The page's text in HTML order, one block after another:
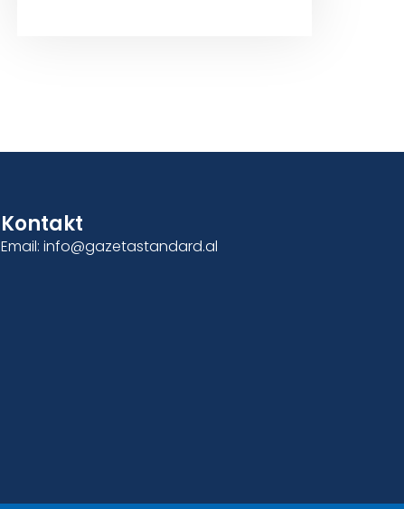
Kontakt
Email: info@gazetastandard.al